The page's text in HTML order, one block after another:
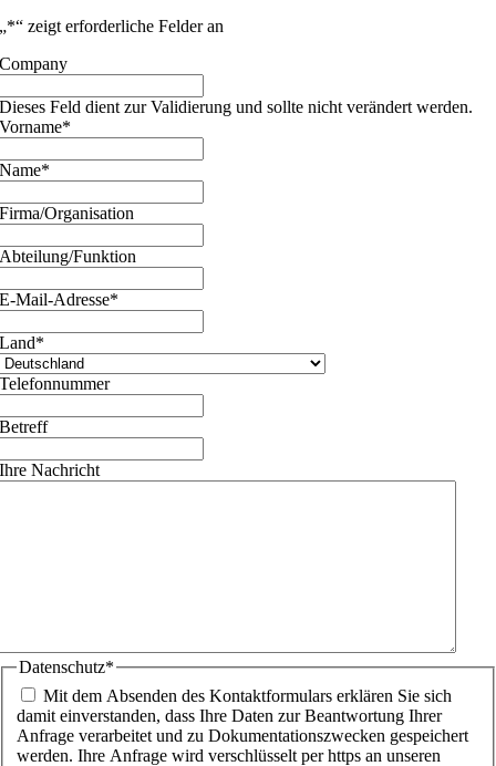
„*“ zeigt erforderliche Felder an
Company
Dieses Feld dient zur Validierung und sollte nicht verändert werden.
Vorname*
Name*
Firma/Organisation
Abteilung/Funktion
E-Mail-Adresse*
Land*
Telefonnummer
Betreff
Ihre Nachricht
Datenschutz*
Mit dem Absenden des Kontaktformulars erklären Sie sich
damit einverstanden, dass Ihre Daten zur Beantwortung Ihrer
Anfrage verarbeitet und zu Dokumentationszwecken gespeichert
werden. Ihre Anfrage wird verschlüsselt per https an unseren